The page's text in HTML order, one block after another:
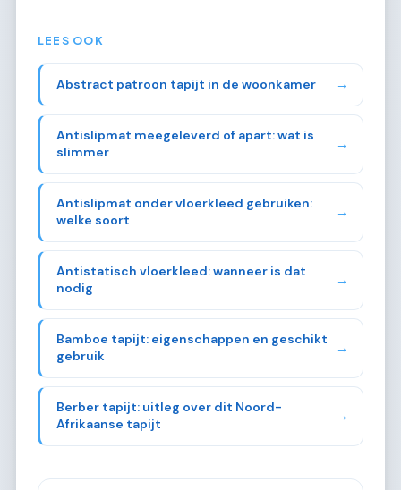
LEES OOK
Abstract patroon tapijt in de woonkamer →
Antislipmat meegeleverd of apart: wat is
slimmer
→
Antislipmat onder vloerkleed gebruiken:
welke soort
→
Antistatisch vloerkleed: wanneer is dat
nodig
→
Bamboe tapijt: eigenschappen en geschikt
gebruik
→
Berber tapijt: uitleg over dit Noord-
Afrikaanse tapijt
→